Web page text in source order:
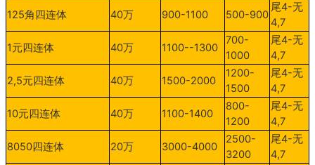
125角四连体 40万 900-1100 500-900
尾4-无
4,7
1元四连体 40万 1100--1300
700-
1000
尾4-无
4,7
2,5元四连体 40万 1500-2000
1200-
1500
尾4-无
4,7
10元四连体 40万 1100-1400
800-
1200
尾4-无
4,7
8050四连体 20万 3000-4000
2500-
3200
尾4-无
4,7